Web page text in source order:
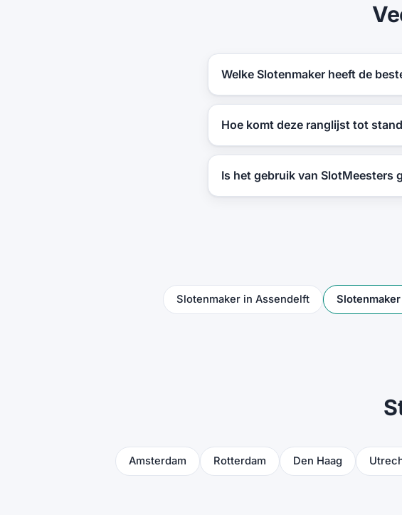
Welke Slotenmaker heeft de
Hoe komt deze ranglijst tot
Is het gebruik van SlotMeesters
Slotenmaker in Assendelft
Amsterdam Rotterdam Den Haag